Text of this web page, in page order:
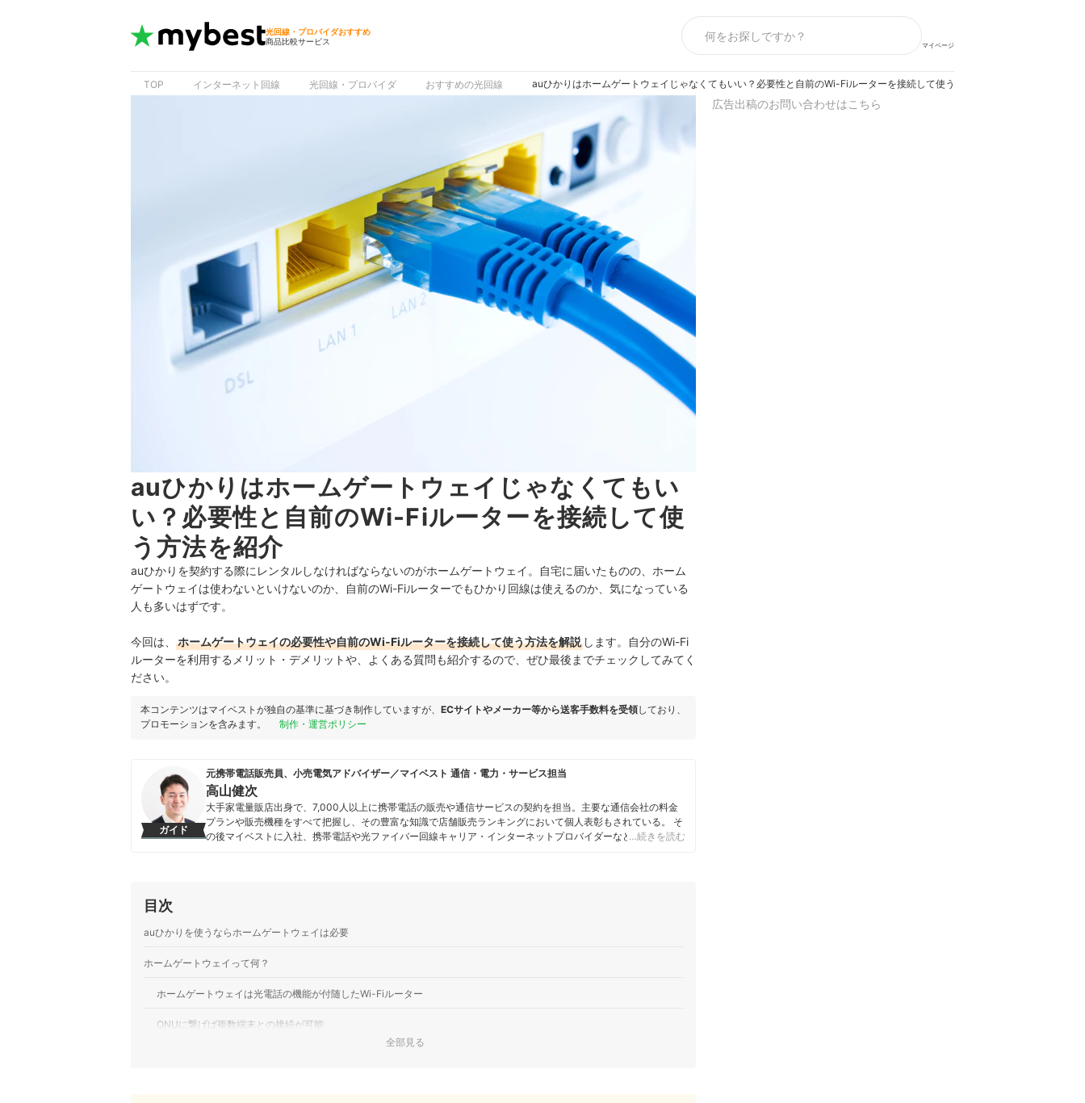
光回線・プロバイダおすすめ
商品比較サービス
マイページ
TOP インターネット回線 光回線・プロバイダ おすすめの光回線 auひかりはホームゲートウェイじゃなくてもいい？必要性と自前のWi-Fiルーターを接続して使う方法を紹介
auひかりはホームゲートウェイじゃなくてもい
い？必要性と自前のWi-Fiルーターを接続して使
う方法を紹介
auひかりを契約する際にレンタルしなければならないのがホームゲートウェイ。自宅に届いたものの、ホーム
ゲートウェイは使わないといけないのか、自前のWi-Fiルーターでもひかり回線は使えるのか、気になっている
人も多いはずです。
今回は、 ホームゲートウェイの必要性や自前のWi-Fiルーターを接続して使う方法を解説 します。自分のWi-Fi
ルーターを利用するメリット・デメリットや、よくある質問も紹介するので、ぜひ最後までチェックしてみてく
ださい。
本コンテンツはマイベストが独自の基準に基づき制作していますが、 ECサイトやメーカー等から送客手数料を受領しており、
プロモーションを含みます。
制作・運営ポリシー
ガイド
元携帯電話販売員、小売電気アドバイザー／マイベスト 通信・電力・サービス担当
高山健次
大手家電量販店出身で、7,000人以上に携帯電話の販売や通信サービスの契約を担当。主要な通信会社の料金
プランや販売機種をすべて把握し、その豊富な知識で店舗販売ランキングにおいて個人表彰もされている。 そ
の後マイベストに入社、携帯電話や光ファイバー回線キャリア・インターネットプロバイダーなどの通信会社
…続きを読む
目次
auひかりを使うならホームゲートウェイは必要
ホームゲートウェイって何？
ホームゲートウェイは光電話の機能が付随したWi-Fiルーター
ONUに繋げば複数端末との接続が可能
全部見る
広告出稿のお問い合わせはこちら